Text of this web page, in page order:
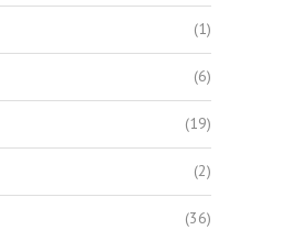
(1)
(6)
(19)
(2)
(36)